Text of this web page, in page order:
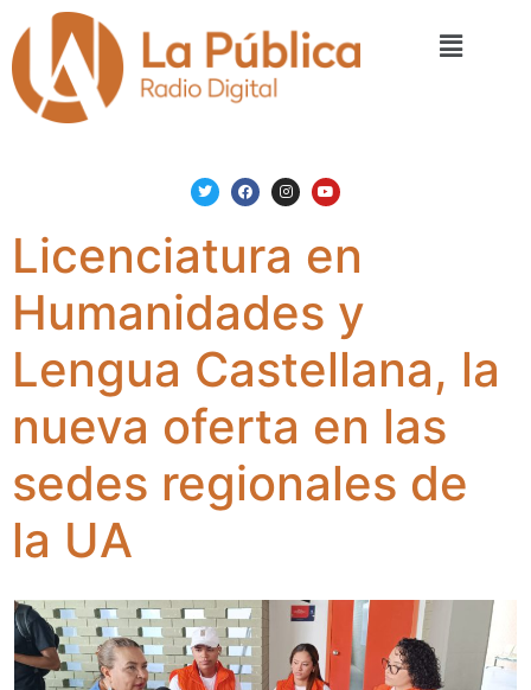
Licenciatura en
Humanidades y
Lengua Castellana, la
nueva oferta en las
sedes regionales de
la UA